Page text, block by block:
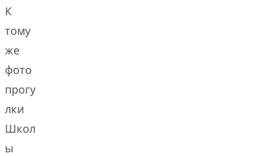
К
тому
же
фото
прогу
лки
Школ
ы